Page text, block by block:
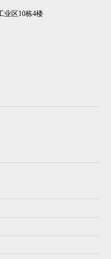
业区10栋4楼